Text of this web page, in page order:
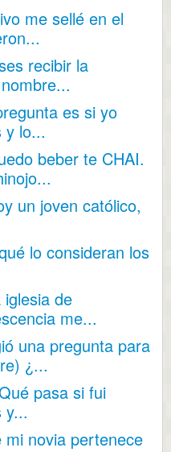
me sellé en el
recibir la
es si yo
y lo...
beber te CHAI.
un joven católico,
lo consideran los
de
me...
una pregunta para
¿...
pasa si fui
y...
novia pertenece